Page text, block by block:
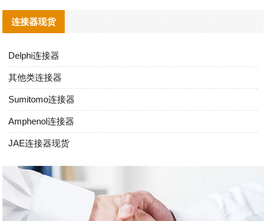
连接器现货
Delphi连接器
其他类连接器
Sumitomo连接器
Amphenol连接器
JAE连接器现货